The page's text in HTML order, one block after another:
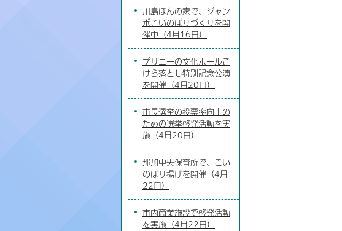
川島ほんの家で、ジャン
ボこいのぼりづくりを開
催中（4月16日）
プリニーの文化ホールこ
けら落とし特別記念公演
を開催（4月20日）
市長選挙の投票率向上の
ための選挙啓発活動を実
施（4月20日）
那加中央保育所で、こい
のぼり揚げを開催（4月
22日）
市内商業施設で啓発活動
を実施（4月22日）